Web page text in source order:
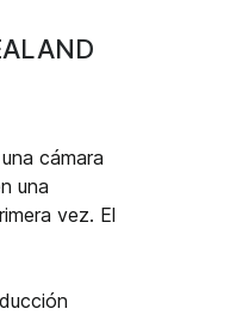
cámara
una
vez. El